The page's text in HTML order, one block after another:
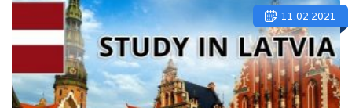
11.02.2021